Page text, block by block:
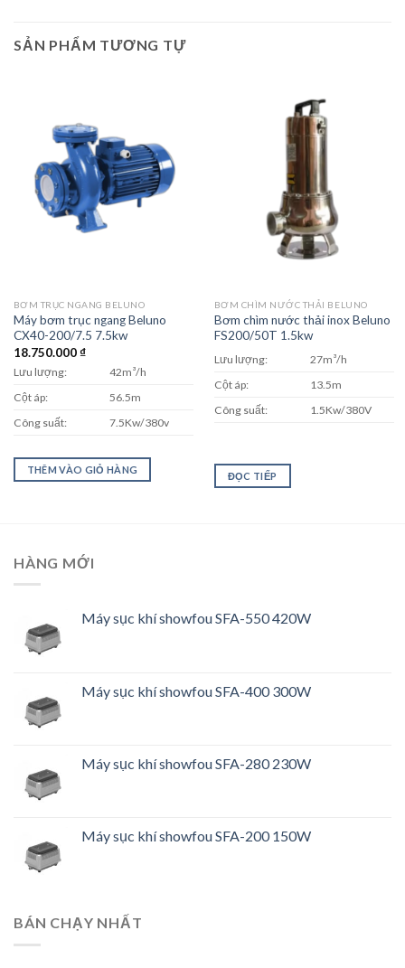
SẢN PHẨM TƯƠNG TỰ
BƠM TRỤC NGANG BELUNO
Máy bơm trục ngang Beluno
CX40-200/7.5 7.5kw
18.750.000₫
Lưu lượng:
42m³/h
Cột áp:
56.5m
Công suất:
7.5Kw/380v
THÊM VÀO GIỎ HÀNG
BƠM CHÌM NƯỚC THẢI BELUNO
Bơm chìm nước thải inox Beluno
FS200/50T 1.5kw
Lưu lượng:
27m³/h
Cột áp:
13.5m
Công suất:
1.5Kw/380V
ĐỌC TIẾP
HÀNG MỚI
Máy sục khí showfou SFA-550 420W
Máy sục khí showfou SFA-400 300W
Máy sục khí showfou SFA-280 230W
Máy sục khí showfou SFA-200 150W
BÁN CHẠY NHẤT